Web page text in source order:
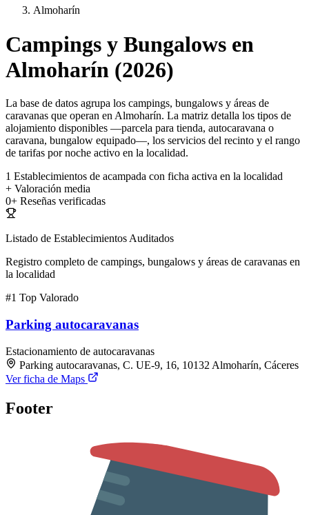
Almoharín
Campings y Bungalows en
Almoharín (2026)
La base de datos agrupa los campings, bungalows y áreas de
caravanas que operan en Almoharín. La matriz detalla los tipos de
alojamiento disponibles —parcela para tienda, autocaravana o
caravana, bungalow equipado—, los servicios del recinto y el rango
de tarifas por noche activo en la localidad.
1 Establecimientos de acampada con ficha activa en la localidad
+ Valoración media
0+ Reseñas verificadas
Listado de Establecimientos Auditados
Registro completo de campings, bungalows y áreas de caravanas en
la localidad
#1 Top Valorado
Parking autocaravanas
Estacionamiento de autocaravanas
Parking autocaravanas, C. UE-9, 16, 10132 Almoharín, Cáceres
Ver ficha de Maps
Footer